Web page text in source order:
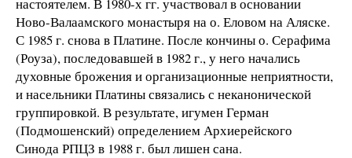
Ново-Валаамского монастыря на о. Еловом на Аляске.
С 1985 г. снова в Платине. После кончины о. Серафима
(Роуза), последовавшей в 1982 г., у него начались
духовные брожения и организационные неприятности,
и насельники Платины связались с неканонической
группировкой. В результате, игумен Герман
(Подмошенский) определением Архиерейского
Синода РПЦЗ в 1988 г. был лишен сана.